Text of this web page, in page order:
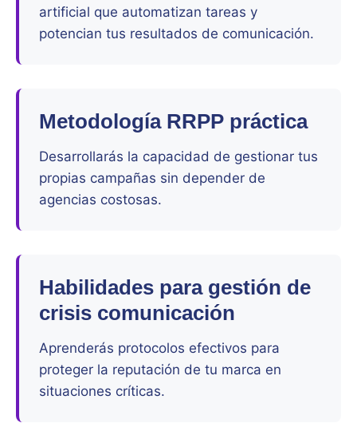
artificial que automatizan tareas y
potencian tus resultados de comunicación.
Metodología RRPP práctica
Desarrollarás la capacidad de gestionar tus
propias campañas sin depender de
agencias costosas.
Habilidades para gestión de
crisis comunicación
Aprenderás protocolos efectivos para
proteger la reputación de tu marca en
situaciones críticas.